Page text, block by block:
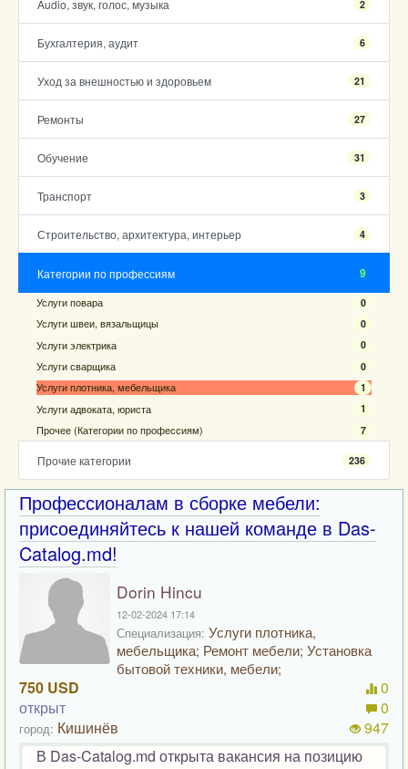
Audio, звук, голос, музыка 2
Бухгалтерия, аудит 6
Уход за внешностью и здоровьем 21
Ремонты 27
Обучение 31
Транспорт 3
Строительство, архитектура, интерьер 4
Категории по профессиям 9
Услуги повара 0
Услуги швеи, вязальщицы 0
Услуги электрика 0
Услуги сварщика 0
Услуги плотника, мебельщика 1
Услуги адвоката, юриста 1
Прочее (Категории по профессиям) 7
Прочие категории 236
Профессионалам в сборке мебели:
присоединяйтесь к нашей команде в Das-
Catalog.md!
Dorin Hincu
12-02-2024 17:14
Специализация: Услуги плотника,
мебельщика; Ремонт мебели; Установка
бытовой техники, мебели;
750 USD
открыт
город: Кишинёв
0
0
947
В Das-Catalog.md открыта вакансия на позицию